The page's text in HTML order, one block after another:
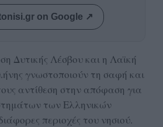
on Google ↗
Δυτικής Λέσβου και η Λαϊκή
γνωστοποιούν τη σαφή και
αντίθεση στην απόφαση για
των Ελληνικών
περιοχές του νησιού.